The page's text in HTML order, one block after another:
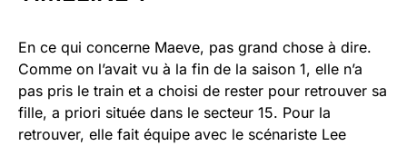
En ce qui concerne Maeve, pas grand chose à dire.
Comme on l’avait vu à la fin de la saison 1, elle n’a
pas pris le train et a choisi de rester pour retrouver sa
fille, a priori située dans le secteur 15. Pour la
retrouver, elle fait équipe avec le scénariste Lee